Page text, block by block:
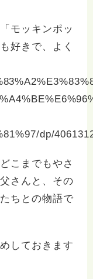
モッキンポッ
好きで、よく
dp/
こまでもやさ
さんと、その
ちとの物語で
しておきます